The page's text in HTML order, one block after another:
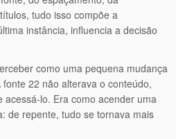
tudo isso compõe a
instância, influencia a decisão
como uma pequena mudança
22 não alterava o conteúdo,
acessá-lo. Era como acender uma
de repente, tudo se tornava mais